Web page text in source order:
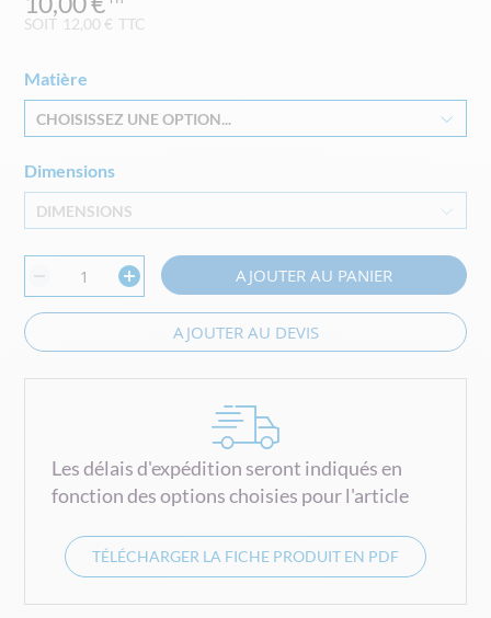
SOIT 12,00 € TTC
Matière
CHOISISSEZ UNE OPTION...
Dimensions
DIMENSIONS
AJOUTER AU PANIER
AJOUTER AU DEVIS
Les délais d'expédition seront indiqués en
fonction des options choisies pour l'article
TÉLÉCHARGER LA FICHE PRODUIT EN PDF
the
the
gallery